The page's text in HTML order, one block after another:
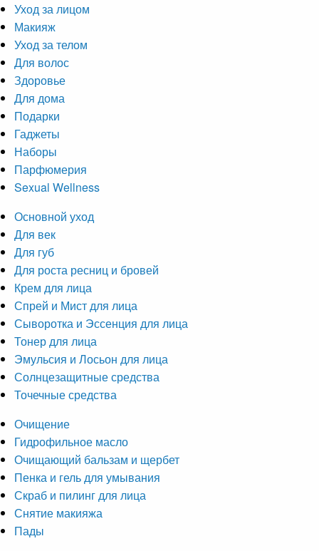
Уход за лицом
Макияж
Уход за телом
Для волос
Здоровье
Для дома
Подарки
Гаджеты
Наборы
Парфюмерия
Sexual Wellness
Основной уход
Для век
Для губ
Для роста ресниц и бровей
Крем для лица
Спрей и Мист для лица
Сыворотка и Эссенция для лица
Тонер для лица
Эмульсия и Лосьон для лица
Солнцезащитные средства
Точечные средства
Очищение
Гидрофильное масло
Очищающий бальзам и щербет
Пенка и гель для умывания
Скраб и пилинг для лица
Снятие макияжа
Пады